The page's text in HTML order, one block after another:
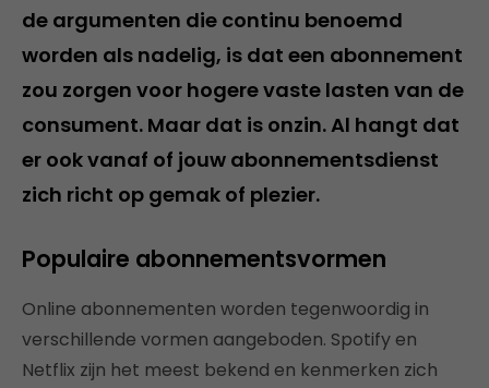
de argumenten die continu benoemd
worden als nadelig, is dat een abonnement
zou zorgen voor hogere vaste lasten van de
consument. Maar dat is onzin. Al hangt dat
er ook vanaf of jouw abonnementsdienst
zich richt op gemak of plezier.
Populaire abonnementsvormen
Online abonnementen worden tegenwoordig in
verschillende vormen aangeboden. Spotify en
Netflix zijn het meest bekend en kenmerken zich